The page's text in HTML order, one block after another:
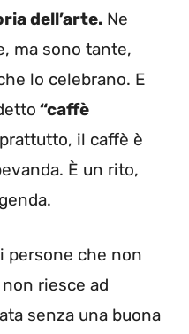
dell’arte. Ne
ma sono tante,
lo celebrano. E
“caffè
il caffè è
È un rito,
persone che non
riesce ad
senza una buona